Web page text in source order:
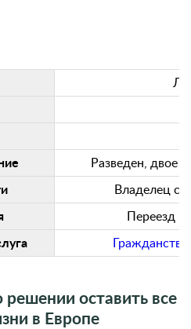
Разведен, двое
Владелец
Переезд и
оставить все
в Европе